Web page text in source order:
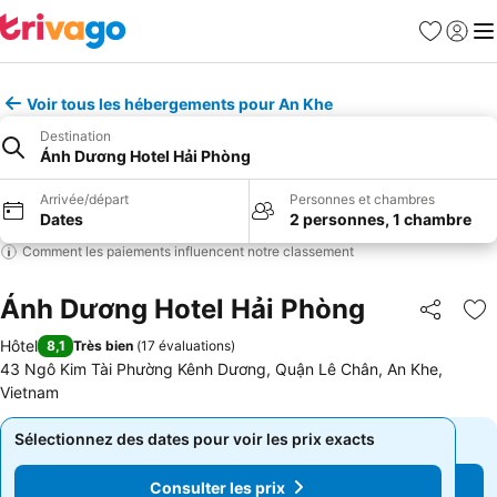
Favoris
Se
Voir tous les hébergements pour An Khe
Destination
Ánh Dương Hotel Hải Phòng
Arrivée/départ
Dates
Personnes et chambres
2 personnes, 1 chambre
Comment les paiements influencent notre classement
Ánh Dương Hotel Hải Phòng Partager
Hôtel 8,1 Très bien (17 évaluations)
43 Ngô Kim Tài Phường Kênh Dương, Quận Lê Chân, An Khe,
Vietnam
Sélectionnez des dates pour voir les prix exacts
Consulter les prix
Sélectionnez des dates pour voir les prix exacts
Consulter les prix